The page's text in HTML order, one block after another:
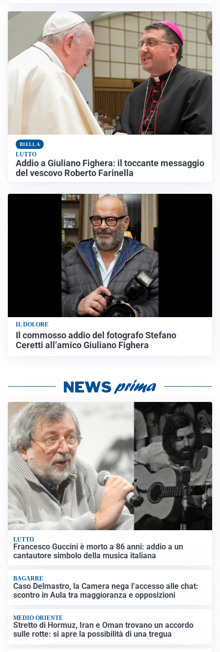
BIELLA
LUTTO
Addio a Giuliano Fighera: il toccante messaggio
del vescovo Roberto Farinella
IL DOLORE
Il commosso addio del fotografo Stefano
Ceretti all’amico Giuliano Fighera
LUTTO
Francesco Guccini è morto a 86 anni: addio a un
cantautore simbolo della musica italiana
BAGARRE
Caso Delmastro, la Camera nega l’accesso alle chat:
scontro in Aula tra maggioranza e opposizioni
MEDIO ORIENTE
Stretto di Hormuz, Iran e Oman trovano un accordo
sulle rotte: si apre la possibilità di una tregua